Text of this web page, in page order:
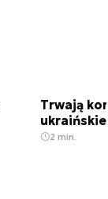
Trwają
2 min.